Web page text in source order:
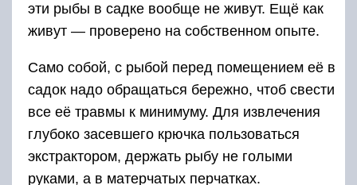
эти рыбы в садке вообще не живут. Ещё как
живут — проверено на собственном опыте.
Само собой, с рыбой перед помещением её в
садок надо обращаться бережно, чтоб свести
все её травмы к минимуму. Для извлечения
глубоко засевшего крючка пользоваться
экстрактором, держать рыбу не голыми
руками, а в матерчатых перчатках.